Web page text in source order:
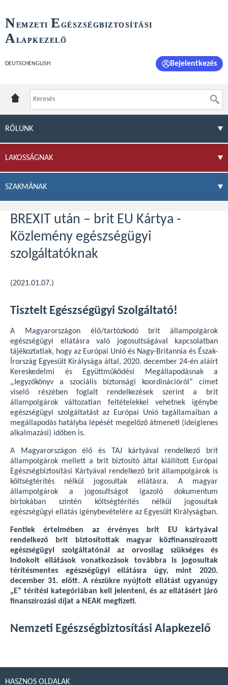
NEMZETI E GÉSZSÉGBIZTOSÍTÁSI
ALAPKEZELŐ
DEUTSCH ENGLISH Bejelentkezés
RÓLUNK
LAKOSSÁGNAK
SZAKMÁNAK
BREXIT után – brit EU Kártya -
Közlemény egészségügyi
szolgáltatóknak
(2021.01.07.)
Tisztelt Egészségügyi Szolgáltató!
A Magyarországon élő/tartózkodó brit állampolgárok
egészségügyi ellátásra való jogosultságával kapcsolatban
tájékoztatlak, hogy az Európai Unió és Nagy-Britannia és Észak-
Írország Egyesült Királysága által, 2020. december 24-én aláírt
Kereskedelmi és Együttműködési Megállapodásnak a
„Jegyzőkönyv a szociális biztonsági koordinációról” címet
viselő részében foglalt rendelkezések szerint a brit
állampolgárok változatlan feltételekkel vehetnek igénybe
egészségügyi szolgáltatást az Európai Unió tagállamaiban a
megállapodás hatályba lépését megelőző átmeneti (ideiglenes
alkalmazási) időben is.
A Magyarországon élő és TAJ kártyával rendelkező brit
állampolgárok mellett a brit biztosító által kiállított Európai
Egészségbiztosítási Kártyával rendelkező brit állampolgárok is
költségtérítés nélkül jogosultak ellátásra. A magyar
állampolgárok a jogosultságot igazoló dokumentum
birtokában szintén költségtérítés nélkül jogosultak
egészségügyi ellátás igénybevételére az Egyesült Királyságban.
Fentiek értelmében az érvényes brit EU kártyával
rendelkező brit biztosítottak magyar közfinanszírozott
egészségügyi szolgáltatónál az orvosilag szükséges és
indokolt ellátások vonatkozások továbbra is jogosultak
térítésmentes egészségügyi ellátásra úgy, mint 2020.
december 31. előtt. A részükre nyújtott ellátást ugyanúgy
„E” térítési kategóriában kell jelenteni, és az ellátásért járó
finanszírozási díjat a NEAK megfizeti.
Nemzeti Egészségbiztosítási Alapkezelő
HASZNOS OLDALAK